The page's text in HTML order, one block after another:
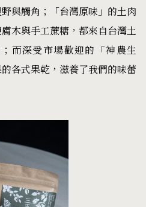
與觸角；「台灣原味」的土肉
木與手工蔗糖，都來自台灣土
而深受市場歡迎的「神農生
各式果乾，滋養了我們的味蕾